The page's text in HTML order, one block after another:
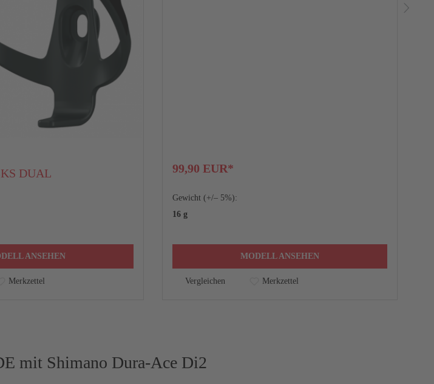
DUAL
ANSEHEN
Merkzettel
99,90 EUR*
Gewicht (+/– 5%):
16 g
MODELL ANSEHEN
Vergleichen Merkzettel
mit Shimano Dura-Ace Di2